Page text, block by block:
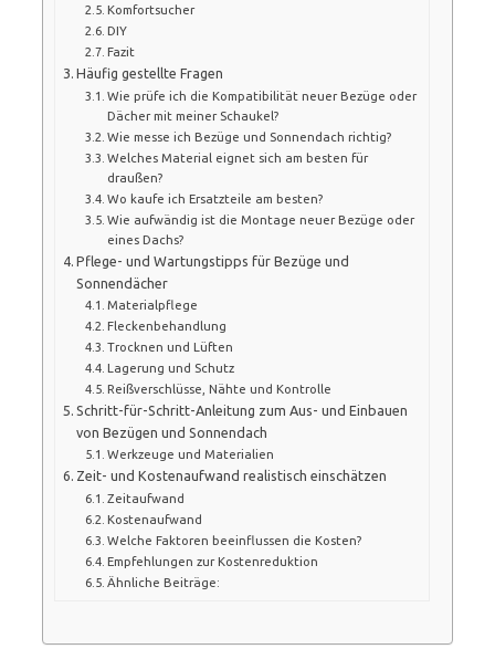
Komfortsucher
DIY
Fazit
Häufig gestellte Fragen
Wie prüfe ich die Kompatibilität neuer Bezüge oder
Dächer mit meiner Schaukel?
Wie messe ich Bezüge und Sonnendach richtig?
Welches Material eignet sich am besten für
draußen?
Wo kaufe ich Ersatzteile am besten?
Wie aufwändig ist die Montage neuer Bezüge oder
eines Dachs?
Pflege- und Wartungstipps für Bezüge und
Sonnendächer
Materialpflege
Fleckenbehandlung
Trocknen und Lüften
Lagerung und Schutz
Reißverschlüsse, Nähte und Kontrolle
Schritt-für-Schritt-Anleitung zum Aus- und Einbauen
von Bezügen und Sonnendach
Werkzeuge und Materialien
Zeit- und Kostenaufwand realistisch einschätzen
Zeitaufwand
Kostenaufwand
Welche Faktoren beeinflussen die Kosten?
Empfehlungen zur Kostenreduktion
Ähnliche Beiträge: